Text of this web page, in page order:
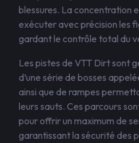
blessures. La concentration
exécuter avec précision les
gardant le contrôle total du
Les pistes de VTT Dirt sont
d’une série de bosses
ainsi que de rampes
leurs sauts. Ces parcours
pour offrir un maximum de
garantissant la sécurité des